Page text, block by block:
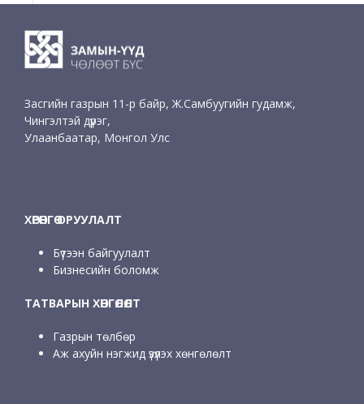
Засгийн газрын 11-р байр, Ж.Самбуугийн гудамж,
Чингэлтэй дүүрэг,
Улаанбаатар, Монгол Улс
ХӨРӨНГӨ ОРУУЛАЛТ
Бүтээн байгуулалт
Бизнесийн боломж
ТАТВАРЫН ХӨНГӨЛӨЛТ
Газрын төлбөр
Аж ахуйн нэгжид үзүүлэх хөнгөлөлт